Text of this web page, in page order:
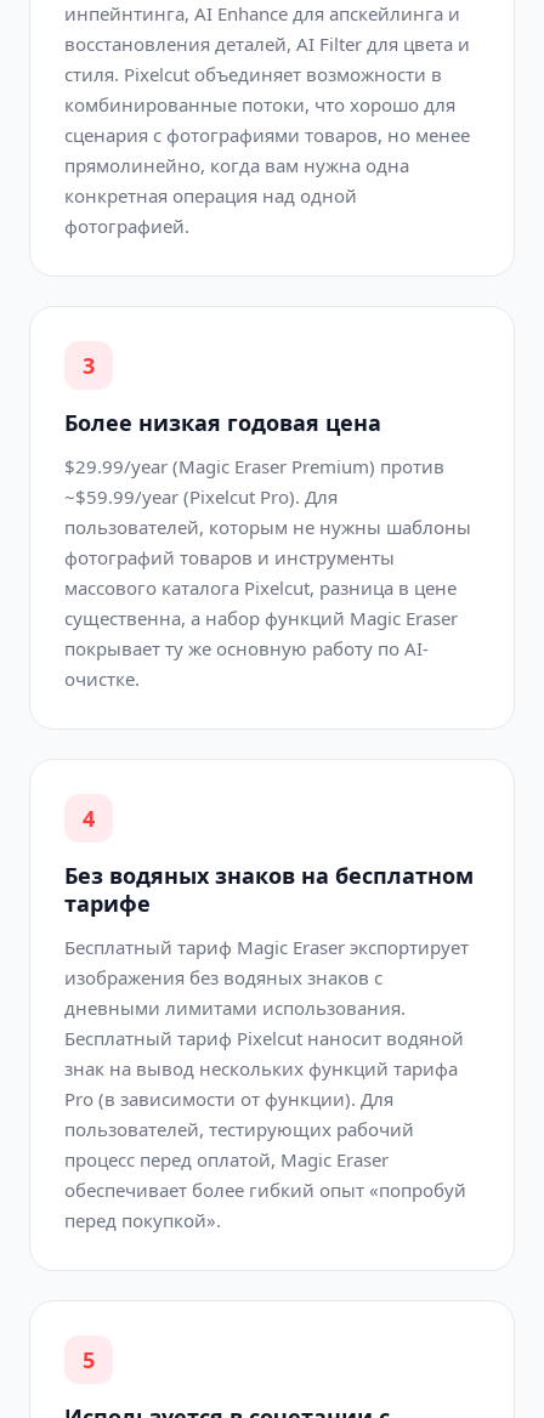
инпейнтинга, AI Enhance для апскейлинга и
восстановления деталей, AI Filter для цвета и
стиля. Pixelcut объединяет возможности в
комбинированные потоки, что хорошо для
сценария с фотографиями товаров, но менее
прямолинейно, когда вам нужна одна
конкретная операция над одной
фотографией.
3
Более низкая годовая цена
$29.99/year (Magic Eraser Premium) против
~$59.99/year (Pixelcut Pro). Для
пользователей, которым не нужны шаблоны
фотографий товаров и инструменты
массового каталога Pixelcut, разница в цене
существенна, а набор функций Magic Eraser
покрывает ту же основную работу по AI-
очистке.
4
Без водяных знаков на бесплатном
тарифе
Бесплатный тариф Magic Eraser экспортирует
изображения без водяных знаков с
дневными лимитами использования.
Бесплатный тариф Pixelcut наносит водяной
знак на вывод нескольких функций тарифа
Pro (в зависимости от функции). Для
пользователей, тестирующих рабочий
процесс перед оплатой, Magic Eraser
обеспечивает более гибкий опыт «попробуй
перед покупкой».
5